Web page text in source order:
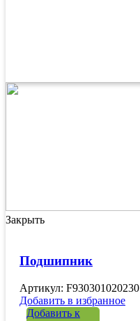
Закрыть
Подшипник
Артикул: F930301020230
Добавить в избранное
Добавить к